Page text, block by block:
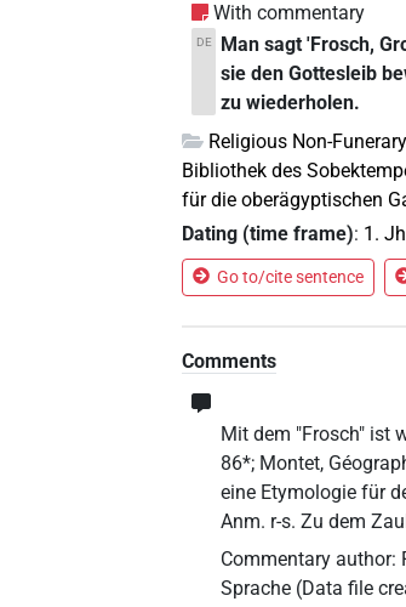
With commentary
DE
Man sagt 'Frosch,
sie den Gottesleib
zu wiederholen.
Religious Non-
Bibliothek des
für die oberägyptischen
Dating (time frame): 1.
Go to/cite sentence
Comments
Mit dem "Frosch" ist
86*; Montet,
eine Etymologie für
Anm. r-s. Zu dem
Commentary author:
Sprache (Data file